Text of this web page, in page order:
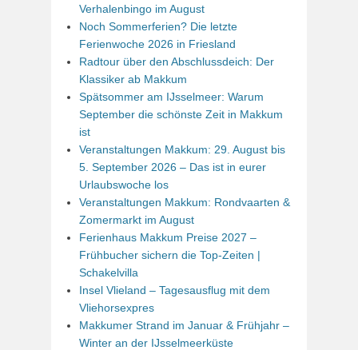
Verhalenbingo im August
Noch Sommerferien? Die letzte
Ferienwoche 2026 in Friesland
Radtour über den Abschlussdeich: Der
Klassiker ab Makkum
Spätsommer am IJsselmeer: Warum
September die schönste Zeit in Makkum
ist
Veranstaltungen Makkum: 29. August bis
5. September 2026 – Das ist in eurer
Urlaubswoche los
Veranstaltungen Makkum: Rondvaarten &
Zomermarkt im August
Ferienhaus Makkum Preise 2027 –
Frühbucher sichern die Top-Zeiten |
Schakelvilla
Insel Vlieland – Tagesausflug mit dem
Vliehorsexpres
Makkumer Strand im Januar & Frühjahr –
Winter an der IJsselmeerküste